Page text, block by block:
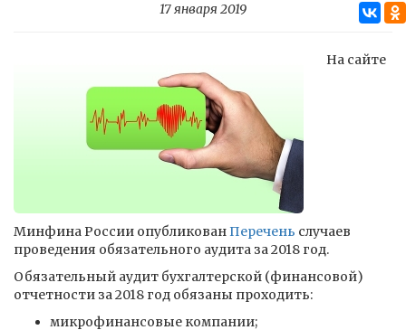
17 января 2019
На сайте
Минфина России опубликованПеречень случаев
проведения обязательного аудита за 2018 год.
Обязательный аудит бухгалтерской (финансовой)
отчетности за 2018 год обязаны проходить:
микрофинансовые компании;